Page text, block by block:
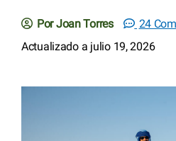
Por Joan Torres
24
Actualizado a julio 19, 2026